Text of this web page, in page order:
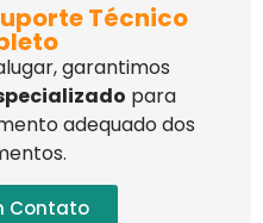
Técnico
garantimos
para
adequado dos
Contato